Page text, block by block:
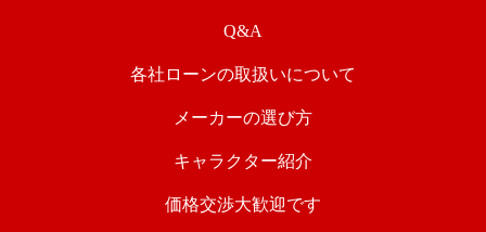
Q&A
各社ローンの取扱いについて
メーカーの選び方
キャラクター紹介
価格交渉大歓迎です